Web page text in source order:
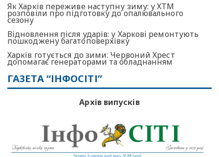
Як Харків переживе наступну зиму: у ХТМ
розповіли про підготовку до опалювального
сезону
Відновлення після ударів: у Харкові ремонтують
пошкоджену багатоповерхівку
Харків готується до зими: Червоний Хрест
допомагає генераторами та обладнанням
ГАЗЕТА “ІНФОСІТІ”
Архів випусків